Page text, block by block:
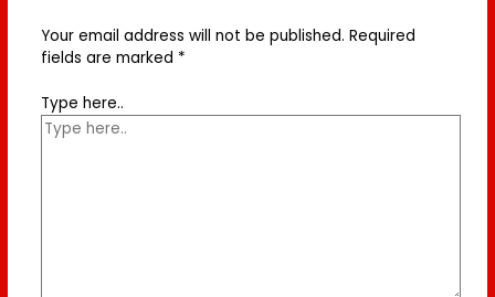
Your email address will not be published. Required
fields are marked *
Type here..